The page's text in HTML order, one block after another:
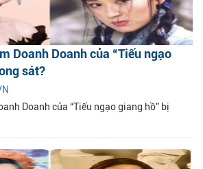
Doanh Doanh của “Tiếu ngạo
sát?
Doanh của “Tiếu ngạo giang hồ” bị